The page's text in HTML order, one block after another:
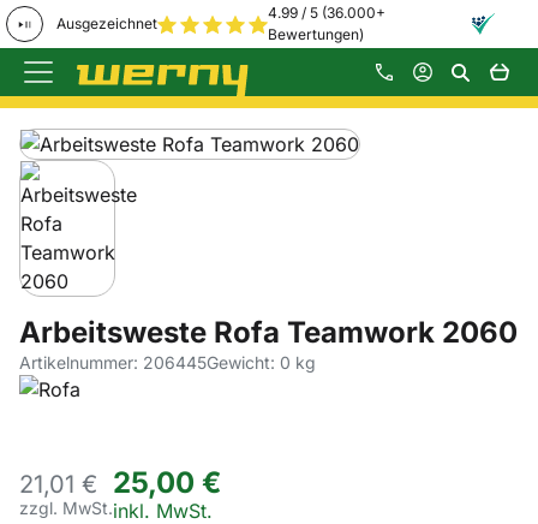
Ausgezeichnet
4.99 / 5 (36.000+
Bewertungen)
Zum Hauptinhalt springen
Produktgalerie
Zur Kaufbox springen
Arbeitsweste Rofa Teamwork 2060
Artikelnummer: 206445Gewicht: 0 kg
21,01 €
zzgl. MwSt.
25,00 €
Steuerhinweis:
inkl. MwSt.